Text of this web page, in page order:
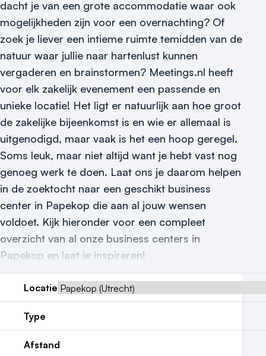
Vraag locatie aan
Locatiegids
Meld locatie aan
Nieuws
Reviews (5⭐️)
Contact
dacht je van een grote accommodatie waar ook
mogelijkheden zijn voor een overnachting? Of
zoek je liever een intieme ruimte temidden van de
natuur waar jullie naar hartenlust kunnen
vergaderen en brainstormen? Meetings.nl heeft
voor elk zakelijk evenement een passende en
unieke locatie! Het ligt er natuurlijk aan hoe groot
de zakelijke bijeenkomst is en wie er allemaal is
uitgenodigd, maar vaak is het een hoop geregel.
Soms leuk, maar niet altijd want je hebt vast nog
genoeg werk te doen. Laat ons je daarom helpen
in de zoektocht naar een geschikt business
center in Papekop die aan al jouw wensen
voldoet. Kijk hieronder voor een compleet
overzicht van al onze business centers in
Papekop en laat je inspireren!
Locatie
Type
Afstand